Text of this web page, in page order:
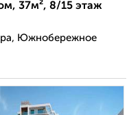
37м², 8/15 этаж
Южнобережное